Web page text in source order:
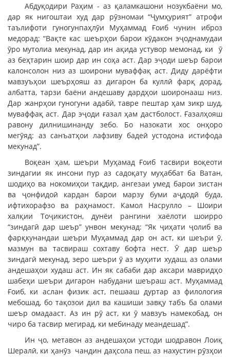
Абдуқодири Раҳим - аз қаламкашони нозукбаёни мо,
дар як нигоштаи худ дар рӯзномаи “Ҷумҳурият” атрофи
таълифоти гуногунпаҳлӯи Муҳаммад Ғоиб чунин иброз
медорад: “Вақте кас шеърҳои барои кӯдакон эҷоднамудаи
ӯро мутолиа мекунад, дар ин ақида устувор мемонад, ки ӯ
аз беҳтарин шоир дар ин соҳа аст. Дар эҷоди шеър барои
калонсолон низ аз шоирони муваффақ аст. Диду дарёфти
мавзуъҳои шеърҳояш аз дигарон ба куллӣ фарқ дорад,
албатта, тарзи баёни андешаву дардҳои шоиронааш низ.
Дар жанрҳои гуногуни адабӣ, тавре пештар ҳам зикр шуд,
муваффақ аст. Дар эҷоди ғазал ҳам дастболост. Ғазалҳояш
равону дилнишинанду зебо. Бо назокати хос онҳоро
мегӯяд: аз санъатҳои лафзиву бадеӣ устодона истифода
мекунад”.
Воқеан ҳам, шеъри Муҳамад Ғоиб тасвири воқеоти
зиндагии як инсони пур аз садоқату муҳаббат ба Ватан,
шодиҳо ва нокомиҳои тақдир, ангезаи умед барои зистан
ва ҷонфидоӣ кардан барои марзу буми аҷдодӣ буда,
ифтихорафзо ва раҳнамост. Камол Насрулло – Шоири
халқии Тоҷикистон, дунёи рангини хаёлоти шоирро
“зиндагӣ дар шеър” унвон мекунад: “Як ҷиҳати ҷолиб ва
фарқкунандаи шеъри Муҳаммад дар он аст, ки шеъри ӯ,
мазмун ва тасвираш сохтаву бофта нест. Ӯ дар шеър
зиндагӣ мекунад, зеро шеъри ӯ аз муҳити худаш, аз олами
андешаҳои худаш аст. Ин як сабаби дар аксари мавридҳо
шабеҳи шеъри дигарон набудани шеъраш аст. Муҳаммад
Ғоиб, ки аслан физик аст, пешааш дуртар аз филология
мебошад, бо тақозои дил ва кашиши завқу табъ ба олами
шеър омадааст. Аз ин рӯ аст, ки ӯ мавзуъ намекобад, он
чиро ба тасвир мегирад, ки мебинаду меандешад”.
Ин ҷо, метавон аз андешаҳои устоди шодравон Лоиқ
Шералӣ, ки ҳанӯз чандин даҳсола пеш, аз нахустин рӯзҳои